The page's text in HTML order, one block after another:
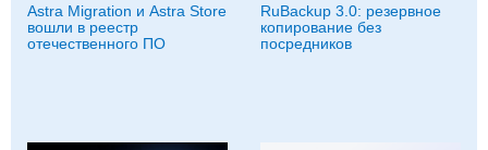
Astra Migration и Astra Store
вошли в реестр
отечественного ПО
RuBackup 3.0: резервное
копирование без
посредников